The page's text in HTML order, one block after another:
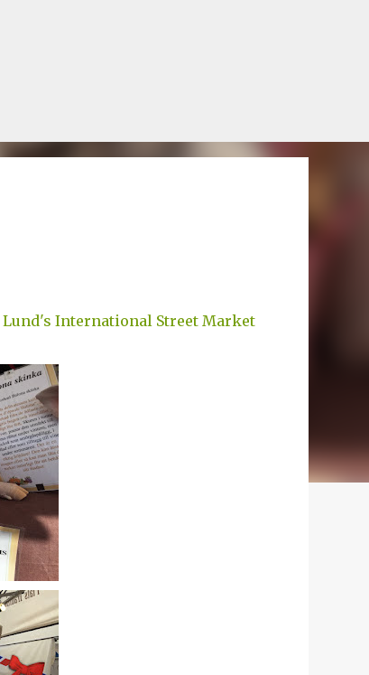
Lund's International Street Market